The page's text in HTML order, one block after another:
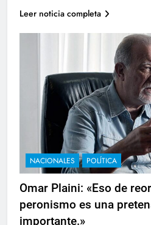
Leer noticia completa
NACIONALES POLÍTICA
Omar Plaini: «Eso de
peronismo es una
importante.»